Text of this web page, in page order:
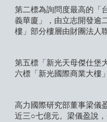
第二標為詢問度最高的「
義華廈」，由立志開發逾
樓」部分樓層由財團法人
第五標「新光天母傑仕堡
六標「新光國際商業大樓
高力國際研究部董事梁儀
近三○七億元。梁儀盈說